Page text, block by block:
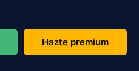
Hazte premium